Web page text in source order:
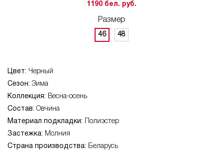
1190 бел. руб.
Размер
46 48
Цвет: Черный
Сезон: Зима
Коллекция: Весна-осень
Состав: Овчина
Материал подкладки:
Полиэстер
Застежка: Молния
Страна производства: Беларусь